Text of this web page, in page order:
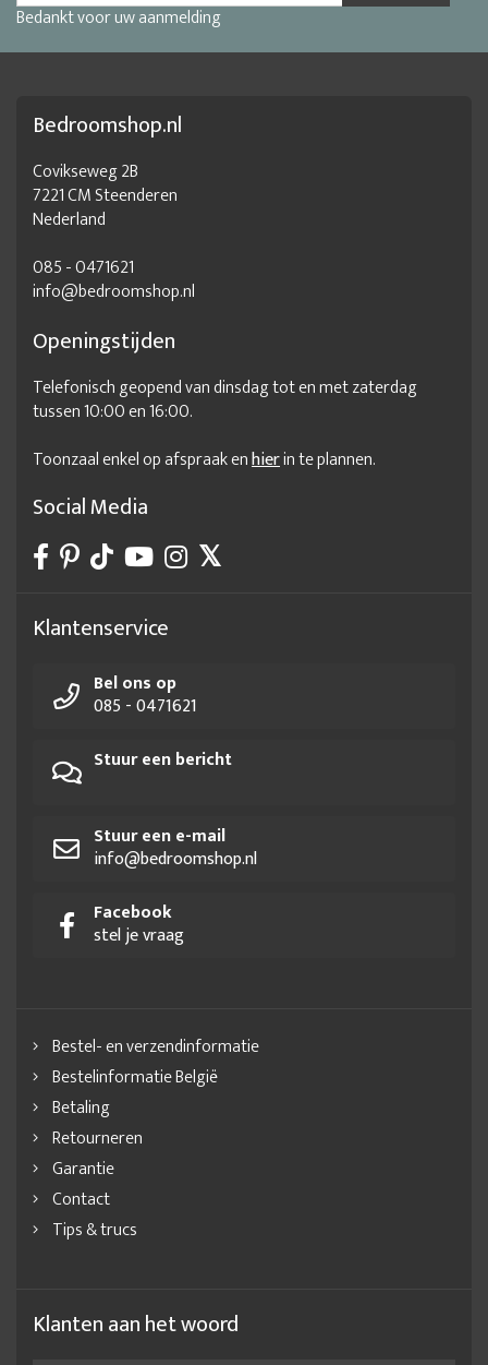
goedkope babybed
groot babybed
klassiek babybed
klassiek ledikant
klein ledikantje
ledikant 70x140 wit
ledikant babykamer
ledikant compleet
ledikant in elkaar zetten
ledikant met lade
ledikantmatras
matrasmaat ledikantje
matrassen ledikant
peuterledikant
verstelbaar ledikant wit babybedje
Bedankt voor uw aanmelding
Bedroomshop.nl
Covikseweg 2B
7221 CM Steenderen
Nederland
085 - 0471621
info@bedroomshop.nl
Openingstijden
Telefonisch geopend van dinsdag tot en met zaterdag
tussen 10:00 en 16:00.
Toonzaal enkel op afspraak enhierin te plannen.
Social Media
Klantenservice
Bel ons op
085 - 0471621
Stuur een bericht
Stuur een e-mail
info@bedroomshop.nl
Facebook
stel je vraag
Bestel- en verzendinformatie
Bestelinformatie België
Betaling
Retourneren
Garantie
Contact
Tips & trucs
Klanten aan het woord